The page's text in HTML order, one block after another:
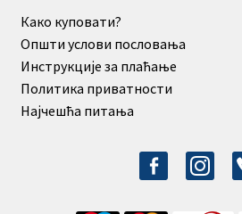
Како куповати?
Општи услови пословања
Инструкције за плаћање
Политика приватности
Најчешћа питања
facebook-
alt